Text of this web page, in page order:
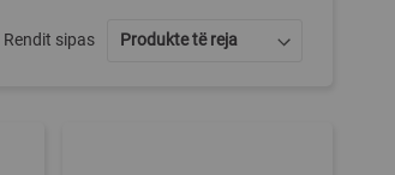
Rendit sipas